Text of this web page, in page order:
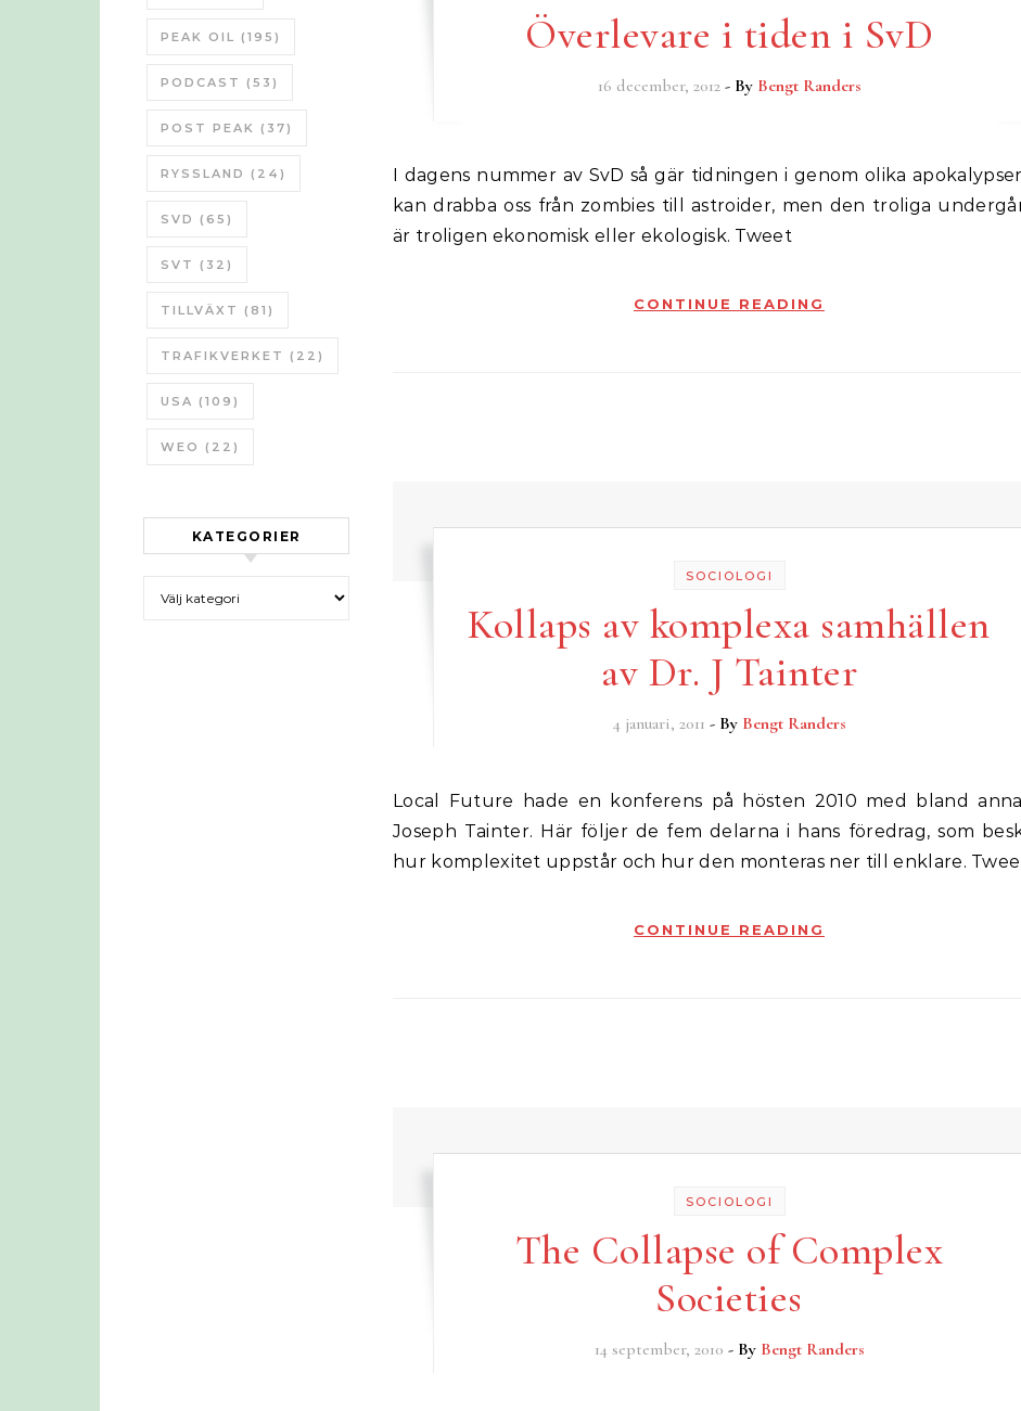
PEAK OIL (195)
PODCAST (53)
POST PEAK (37)
RYSSLAND (24)
SVD (65)
SVT (32)
TILLVÄXT (81)
TRAFIKVERKET (22)
USA (109)
WEO (22)
KATEGORIER
Överlevare i tiden i SvD
16 december, 2012 - By Bengt Randers
I dagens nummer av SvD så gär tidningen i genom olika apokalypser som
kan drabba oss från zombies till astroider, men den troliga
är troligen ekonomisk eller ekologisk. Tweet
CONTINUE READING
SOCIOLOGI
Kollaps av komplexa samhällen
av Dr. J Tainter
4 januari, 2011 - By Bengt Randers
Local Future hade en konferens på hösten 2010 med bland annat Dr.
Joseph Tainter. Här följer de fem delarna i hans föredrag, som
hur komplexitet uppstår och hur den monteras ner till enklare.
CONTINUE READING
SOCIOLOGI
The Collapse of Complex
Societies
14 september, 2010 - By Bengt Randers